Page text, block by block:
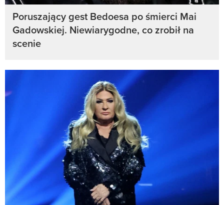
Poruszający gest Bedoesa po śmierci Mai
Gadowskiej. Niewiarygodne, co zrobił na
scenie